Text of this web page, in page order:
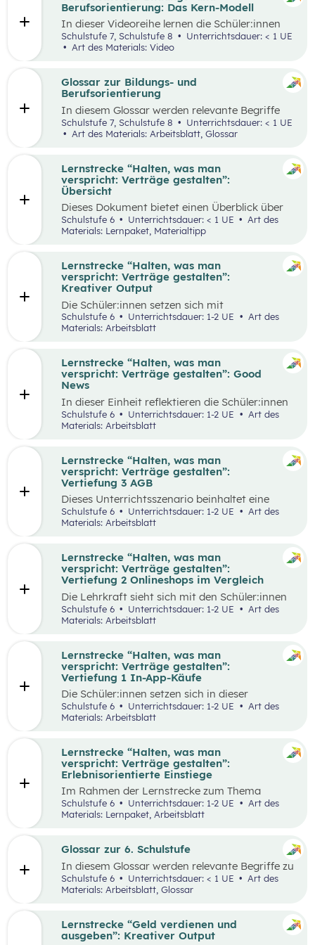
ihren Lernprozess zu übernehmen.
Berufsorientierung: Das Kern-Modell
In dieser Videoreihe lernen die Schüler:innen
wie sie selbstbewusst auftreten, authentisch
wirken und gleichzeitig Menschen von sich
Schulstufe 7, Schulstufe 8
Unterrichtsdauer: < 1 UE
Art des Materials: Video
Glossar zur Bildungs- und
Berufsorientierung
In diesem Glossar werden relevante Begriffe
zum Thema „Bildungs- und Berufsorientierung“
erklärt. Zusätzlich gibt es Arbeitsblätter zu
Schulstufe 7, Schulstufe 8
Unterrichtsdauer: < 1 UE
Art des Materials: Arbeitsblatt, Glossar
Lernstrecke “Halten, was man
verspricht: Verträge gestalten”:
Übersicht
Dieses Dokument bietet einen Überblick über
alle Materialien, die für die Lerntrecke “Halten,
was man verspricht – Verträge gestalten” für
Schulstufe 6 Unterrichtsdauer: < 1 UE
Materials: Lernpaket, Materialtipp
Lernstrecke “Halten, was man
verspricht: Verträge gestalten”:
Kreativer Output
Die Schüler:innen setzen sich mit
selbstgewählten Aspekten der
Vertragsgestaltung auseinander und drehen
Schulstufe 6 Unterrichtsdauer: 1-2 UE
Art des
Materials: Arbeitsblatt
Lernstrecke “Halten, was man
verspricht: Verträge gestalten”: Good
News
In dieser Einheit reflektieren die Schüler:innen
die Inhalte der Lernstrecke “Halten, was man
verspricht – Verträge gestalten”.
Schulstufe 6 Unterrichtsdauer: 1-2 UE
Materials: Arbeitsblatt
Lernstrecke “Halten, was man
verspricht: Verträge gestalten”:
Vertiefung 3 AGB
Dieses Unterrichtsszenario beinhaltet eine
Gruppenarbeit, bei der sich die Schüler:innen
mit Ausschnitten aus den AGBs von Zalando
Schulstufe 6 Unterrichtsdauer: 1-2 UE
Art des
Materials: Arbeitsblatt
Lernstrecke “Halten, was man
verspricht: Verträge gestalten”:
Vertiefung 2 Onlineshops im Vergleich
Die Lehrkraft sieht sich mit den Schüler:innen
zum Einstieg einen Onlineshop eines bekannten
Online-Händlers an.
Schulstufe 6 Unterrichtsdauer: 1-2 UE
Materials: Arbeitsblatt
Lernstrecke “Halten, was man
verspricht: Verträge gestalten”:
Vertiefung 1 In-App-Käufe
Die Schüler:innen setzen sich in dieser
Alltagschallenge mit dem eigenen digitalen
Konsumverhalten auseinander.
Schulstufe 6 Unterrichtsdauer: 1-2 UE
Materials: Arbeitsblatt
Lernstrecke “Halten, was man
verspricht: Verträge gestalten”:
Erlebnisorientierte Einstiege
Im Rahmen der Lernstrecke zum Thema
“Halten, was man verspricht – Verträge
gestalten”, werden drei mögliche Einstiegsideen
Schulstufe 6 Unterrichtsdauer: 1-2 UE
Art des
Materials: Lernpaket, Arbeitsblatt
Glossar zur 6. Schulstufe
In diesem Glossar werden relevante Begriffe zu
den Lehrplanpunkten “Energie und Ressourcen”
sowie “Produktion und Konsum” erklärt.
Zusätzlich gibt es Arbeitsblätter zu
Schulstufe 6 Unterrichtsdauer: < 1 UE
Materials: Arbeitsblatt, Glossar
Lernstrecke “Geld verdienen und
ausgeben”: Kreativer Output